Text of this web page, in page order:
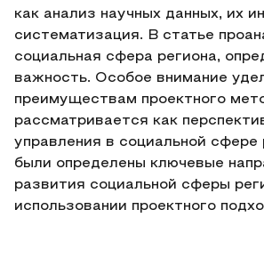
как анализ научных данных, их
систематизация. В статье
социальная сфера региона,
важность. Особое внимание
преимуществам проектного
рассматривается как
управления в социальной сфере
были определены ключевые
развития социальной сферы
использовании проектного